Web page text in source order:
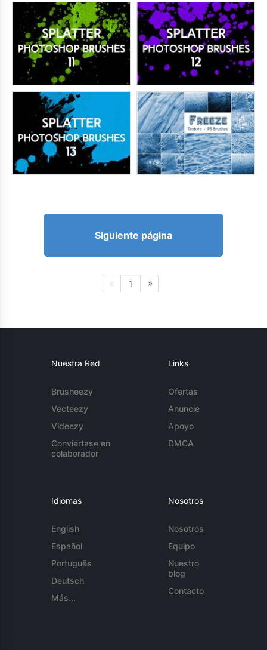
Siguiente página
1
Nuestra Red
Brusheezy
Vecteezy
Videezy
Conviértase en
colaborador
Links
Ofertas
Anuncie
Apoyo
DMCA
Idiomas
English
Español
Português
Deutsch
Más...
Nosotros
Nosotros
Equipo
Nuestro
blog
Contacto